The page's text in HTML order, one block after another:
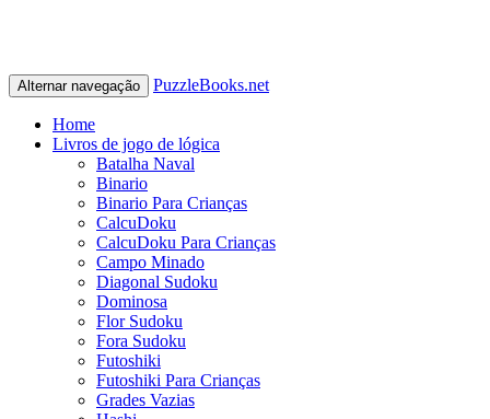
Alternar navegação PuzzleBooks.net
Home
Livros de jogo de lógica
Batalha Naval
Binario
Binario Para Crianças
CalcuDoku
CalcuDoku Para Crianças
Campo Minado
Diagonal Sudoku
Dominosa
Flor Sudoku
Fora Sudoku
Futoshiki
Futoshiki Para Crianças
Grades Vazias